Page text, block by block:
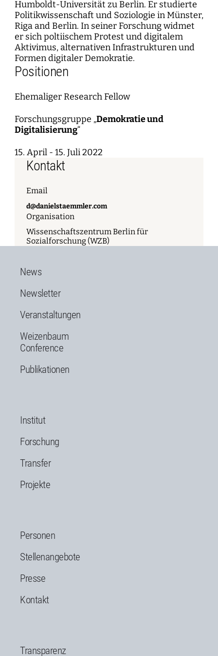
Humboldt-Universität zu Berlin. Er studierte
Politikwissenschaft und Soziologie in Münster,
Riga and Berlin. In seiner Forschung widmet
er sich poltiischem Protest und digitalem
Aktivimus, alternativen Infrastrukturen und
Formen digitaler Demokratie.
Positionen
Ehemaliger Research Fellow
Forschungsgruppe „Demokratie und
Digitalisierung“
15. April - 15. Juli 2022
Kontakt
Email
d@danielstaemmler.com
Organisation
Wissenschaftszentrum Berlin für
Sozialforschung (WZB)
News
Newsletter
Veranstaltungen
Weizenbaum
Conference
Publikationen
Institut
Forschung
Transfer
Projekte
Personen
Stellenangebote
Presse
Kontakt
Transparenz